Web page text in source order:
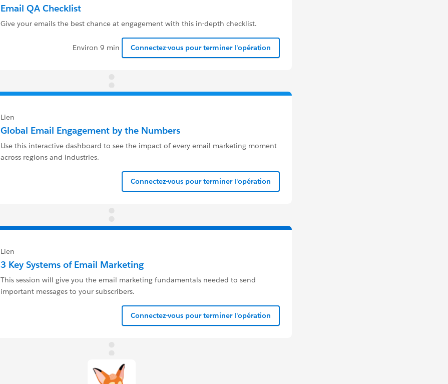
Email QA Checklist
Give your emails the best chance at engagement with this in-depth checklist.
Environ 9 min Connectez-vous pour terminer l'opération
Lien
Global Email Engagement by the Numbers
Use this interactive dashboard to see the impact of every email marketing moment
across regions and industries.
Connectez-vous pour terminer l'opération
Lien
3 Key Systems of Email Marketing
This session will give you the email marketing fundamentals needed to send
important messages to your subscribers.
Connectez-vous pour terminer l'opération